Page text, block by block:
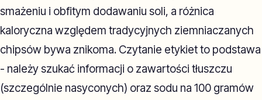
smażeniu i obfitym dodawaniu soli, a różnica
kaloryczna względem tradycyjnych ziemniaczanych
chipsów bywa znikoma. Czytanie etykiet to podstawa
- należy szukać informacji o zawartości tłuszczu
(szczególnie nasyconych) oraz sodu na 100 gramów